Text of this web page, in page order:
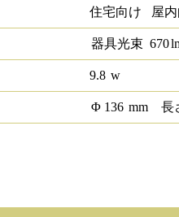
住宅向け 屋
器具光束 670
9.8 w
Φ 136 mm 長